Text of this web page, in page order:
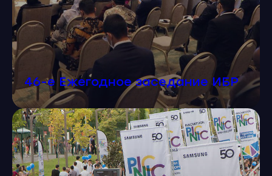
46-е Ежегодное заседание ИБР
5 6
под задачи клиента.
Опыт работы с IT,
банками, FMCG
и другими
отраслями.
Внимание к деталям
и эстетике —
соответствие tone
of voice бренда.
Репутационные
гарантии:
мероприятия,
которые
демонстрируют
уровень компании.